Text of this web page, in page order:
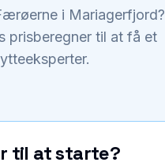
i Mariagerfjord?
prisberegner til at få et
til at starte?